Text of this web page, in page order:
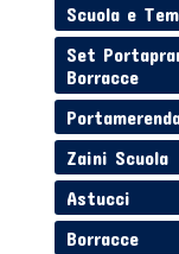
Scuola e
Set
Borracce
Zaini Scuola
Astucci
Borracce